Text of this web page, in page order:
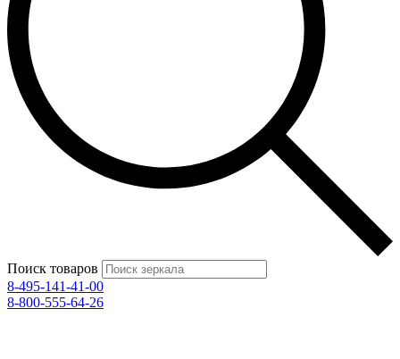
Поиск товаров
8-495-141-41-00
8-800-555-64-26